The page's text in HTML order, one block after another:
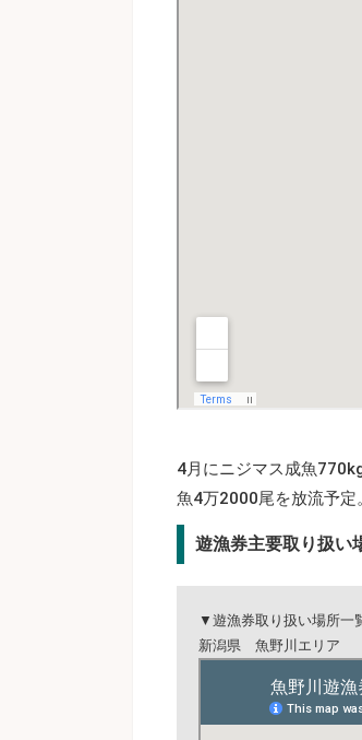
4月にニジマス成魚
魚4万2000尾を放流予定。
遊漁券主要取り扱い
▼遊漁券取り扱い場所一
新潟県 魚野川エリア